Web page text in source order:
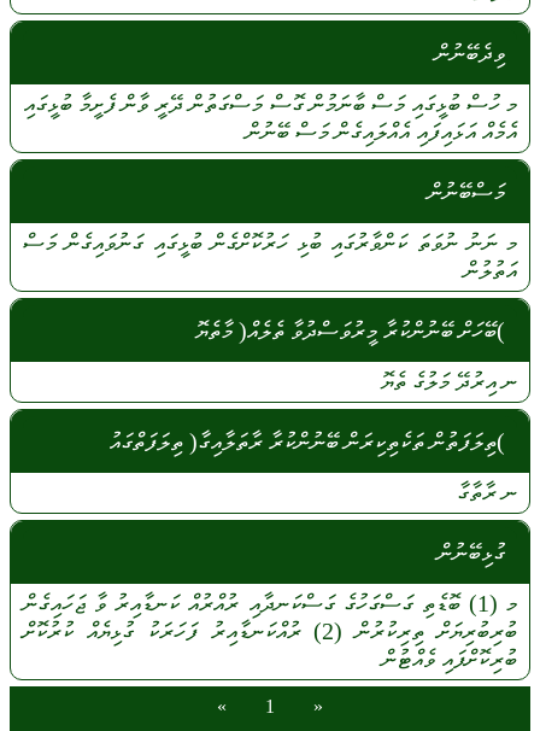
ވިދެބޭނުން
މހުސްބުޅީގައިމަސްބާނަމުންގޮސްމަސްގަތުންދޭރީވާންފެށީމާ ބުޅީގައި
އެމެއްއަޅައިފައިއެއްލައިގެންމަސްބޭނުން
މަސްބޭނުން
މނަނުނުވަތަކަންވާރުގައި ބުޅިހަރުކޮށްގެންބުޅީގައިގަނުވައިގެންމަސް
އަތުލުން
)ބޭހަށް ބޭނުންކުރާ މީރުވަސްދުވާ ތެލެއް( މާތެޔޮ
ނއިރުދޭމަލުގެ ތެޔޮ
)ތިލަފަތުން ތަކެތިކިރަން ބޭނުންކުރާ ރާތަލާއިގާ( ތިލަފަތްގައު
ނރާތާގާ
ގުޅިބޭނުން
މ (1) ބޮޑެތިގަސްގަހުގެގަސްކަނދާއި ރުއްރުއްކަނޑާއިރުވާޖަހައިގެން
ބުރިބުރިޔަށް ތިރިކުރުން (2) ރުއްކަނޑާއިރުފަހަރަކުގުޅިޔެއް ކުރުކޮށް
ބުރިކޮށްފައިވެއްޓުން
«
1
»